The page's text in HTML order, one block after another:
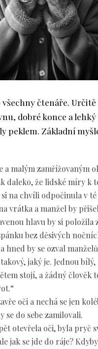
čtenáře.
dobré konce a
peklem. Základní
a malým zamřížovaným
daleko, že lidské míry k
na chvíli odpočinula v
vrátka a manžel by
hlavu by si položila
bez děsivých
hned by se ozval
jaký je. Jednou
stojí, a žádný člověk
oči a nechá se jen
se do sebe zamilovali.
otevřela oči, byla pryč
jak se jde do ráje?